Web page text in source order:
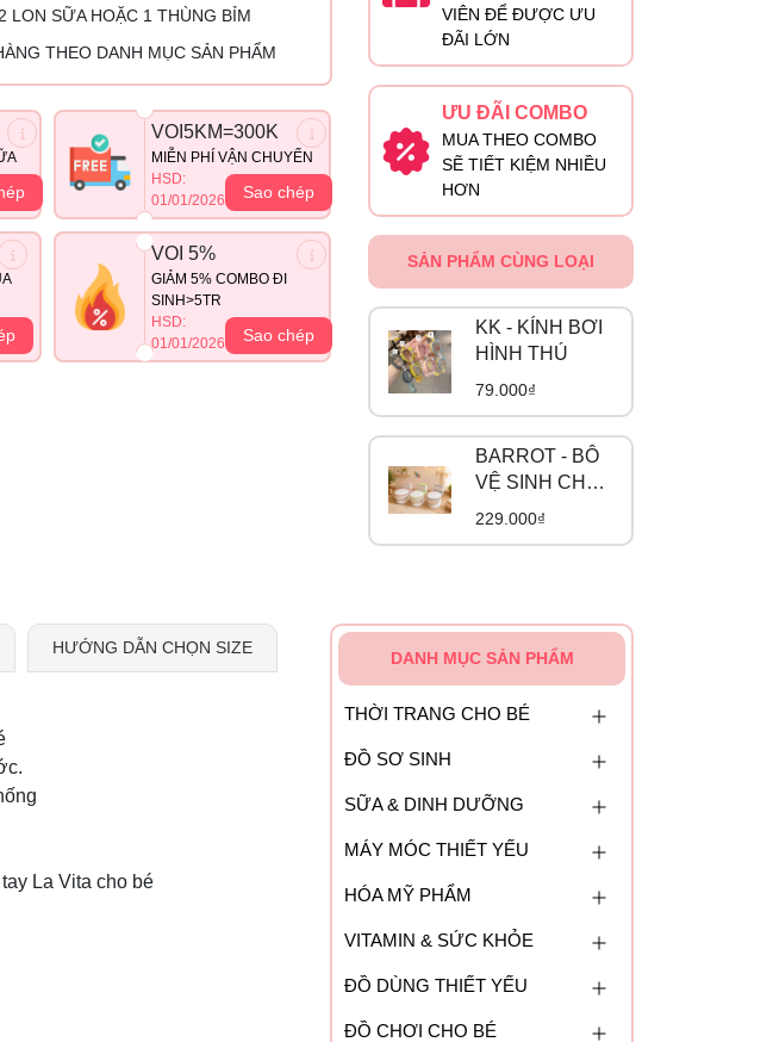
LON SỮA HOẶC 1 THÙNG BỈM
THEO DANH MỤC SẢN PHẨM
VOI5KM=300K
MIỄN PHÍ VẬN CHUYỂN
HSD:
01/01/2026
Sao chép
VOI 5%
GIẢM 5% COMBO ĐI
SINH>5TR
HSD:
01/01/2026
Sao chép
VIÊN ĐỂ ĐƯỢC ƯU
ĐÃI LỚN
ƯU ĐÃI COMBO
MUA THEO COMBO
SẼ TIẾT KIỆM NHIỀU
HƠN
SẢN PHẨM CÙNG LOẠI
KK - KÍNH BƠI
HÌNH THÚ
79.000₫
BARROT - BÔ
VỆ SINH CHO
BÉ
229.000₫
HƯỚNG DẪN CHỌN SIZE
La Vita cho bé
DANH MỤC SẢN PHẨM
THỜI TRANG CHO BÉ
ĐỒ SƠ SINH
SỮA & DINH DƯỠNG
MÁY MÓC THIẾT YẾU
HÓA MỸ PHẨM
VITAMIN & SỨC KHỎE
ĐỒ DÙNG THIẾT YẾU
ĐỒ CHƠI CHO BÉ